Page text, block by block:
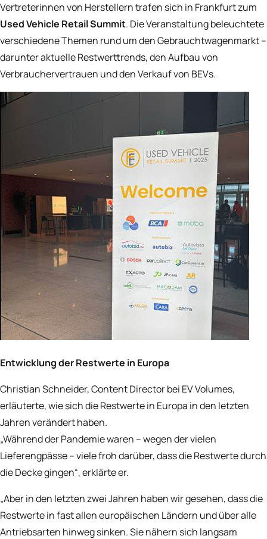
Vertreterinnen von Herstellern trafen sich in Frankfurt zum
Used Vehicle Retail Summit. Die Veranstaltung beleuchtete
verschiedene Themen rund um den Gebrauchtwagenmarkt –
darunter aktuelle Restwerttrends, den Aufbau von
Verbrauchervertrauen und den Verkauf von BEVs.
Entwicklung der Restwerte in Europa
Christian Schneider, Content Director bei EV Volumes,
erläuterte, wie sich die Restwerte in Europa in den letzten
Jahren verändert haben.
„Während der Pandemie waren – wegen der vielen
Lieferengpässe – viele froh darüber, dass die Restwerte durch
die Decke gingen“, erklärte er.
„Aber in den letzten zwei Jahren haben wir gesehen, dass die
Restwerte in fast allen europäischen Ländern und über alle
Antriebsarten hinweg sinken. Sie nähern sich langsam